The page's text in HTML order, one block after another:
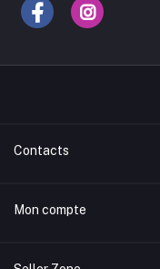
Contacts
Adresse
Mon compte
تسجيل الدخول لحسابك